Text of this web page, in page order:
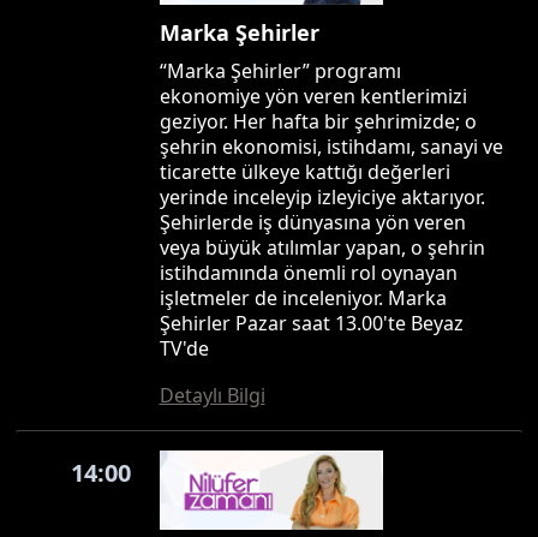
Marka Şehirler
“Marka Şehirler” programı
ekonomiye yön veren kentlerimizi
geziyor. Her hafta bir şehrimizde; o
şehrin ekonomisi, istihdamı, sanayi ve
ticarette ülkeye kattığı değerleri
yerinde inceleyip izleyiciye aktarıyor.
Şehirlerde iş dünyasına yön veren
veya büyük atılımlar yapan, o şehrin
istihdamında önemli rol oynayan
işletmeler de inceleniyor. Marka
Şehirler Pazar saat 13.00'te Beyaz
TV'de
Detaylı Bilgi
14:00